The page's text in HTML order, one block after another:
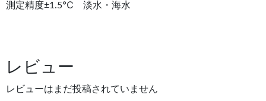
測定精度±1.5℃ 淡水・海水
レビュー
レビューはまだ投稿されていません